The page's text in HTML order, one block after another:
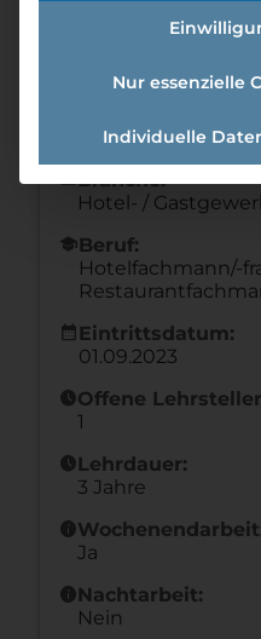
Restaurantfachkraft
Details zur
folderBranche:
Hotel- /
schoolBeruf:
Hotelfachmann/-
calendar_month Eintrittsdatum:
01.09.2023
scheduleOffene
1
scheduleLehrdauer:
3 Jahre
info
Ja
infoNachtarbeit:
Nein
Nur essenzielle
Individuelle